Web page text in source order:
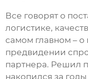
Все говорят о
логистике,
самом главном –
предвидении
партнера. Решил
накопился за